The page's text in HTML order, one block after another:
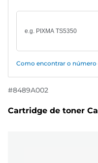
Como encontrar o número
#8489A002
Cartridge de toner